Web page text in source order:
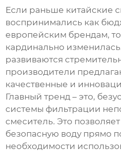
Если раньше китайские
воспринимались как
европейским брендам,
кардинально
развиваются
производители
качественные и
Главный тренд – это,
системы фильтрации
смеситель. Это
безопасную воду прямо
необходимости